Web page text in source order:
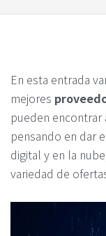
En esta entrada
mejores
pueden encontrar
pensando en dar
digital y en la
variedad de